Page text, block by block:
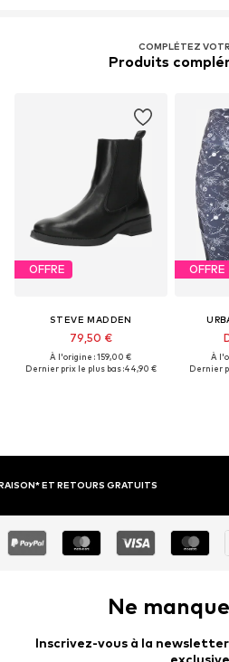
COMPLÉTEZ
Produits
OFFRE
STEVE MADDEN
79,50 €
À l'origine : 159,00 €
Dernier prix le plus bas :44,90 €
OFFRE
À
Dernier
RETOUR SOUS 30 JOURS
Ne
Inscrivez-vous à la